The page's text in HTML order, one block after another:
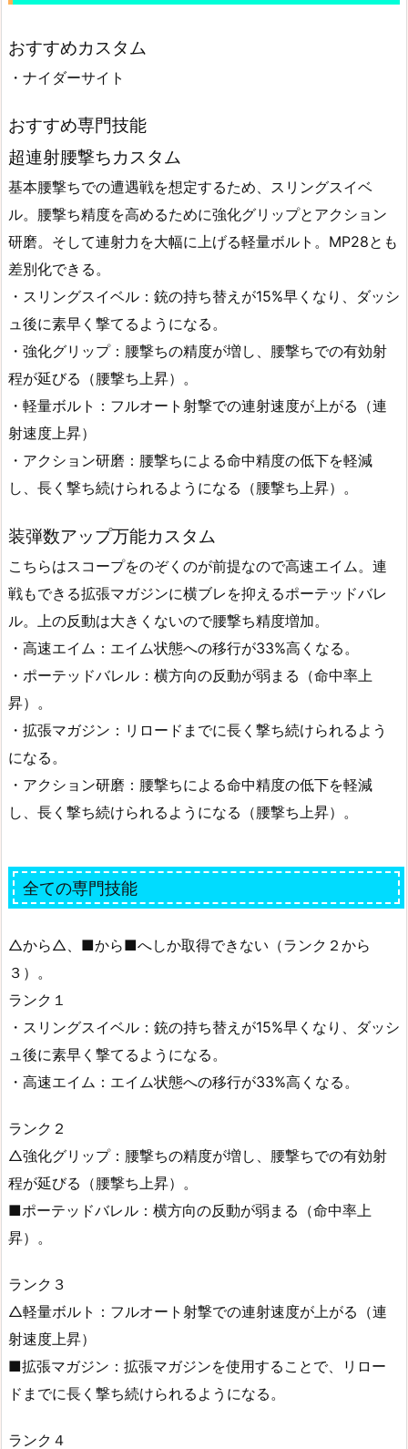
おすすめカスタム
・ナイダーサイト
おすすめ専門技能
超連射腰撃ちカスタム
基本腰撃ちでの遭遇戦を想定するため、スリングスイベ
ル。腰撃ち精度を高めるために強化グリップとアクション
研磨。そして連射力を大幅に上げる軽量ボルト。MP28とも
差別化できる。
・スリングスイベル：銃の持ち替えが15%早くなり、ダッシ
ュ後に素早く撃てるようになる。
・強化グリップ：腰撃ちの精度が増し、腰撃ちでの有効射
程が延びる（腰撃ち上昇）。
・軽量ボルト：フルオート射撃での連射速度が上がる（連
射速度上昇）
・アクション研磨：腰撃ちによる命中精度の低下を軽減
し、長く撃ち続けられるようになる（腰撃ち上昇）。
装弾数アップ万能カスタム
こちらはスコープをのぞくのが前提なので高速エイム。連
戦もできる拡張マガジンに横ブレを抑えるポーテッドバレ
ル。上の反動は大きくないので腰撃ち精度増加。
・高速エイム：エイム状態への移行が33%高くなる。
・ポーテッドバレル：横方向の反動が弱まる（命中率上
昇）。
・拡張マガジン：リロードまでに長く撃ち続けられるよう
になる。
・アクション研磨：腰撃ちによる命中精度の低下を軽減
し、長く撃ち続けられるようになる（腰撃ち上昇）。
全ての専門技能
△から△、■から■へしか取得できない（ランク２から
３）。
ランク１
・スリングスイベル：銃の持ち替えが15%早くなり、ダッシ
ュ後に素早く撃てるようになる。
・高速エイム：エイム状態への移行が33%高くなる。
ランク２
△強化グリップ：腰撃ちの精度が増し、腰撃ちでの有効射
程が延びる（腰撃ち上昇）。
■ポーテッドバレル：横方向の反動が弱まる（命中率上
昇）。
ランク３
△軽量ボルト：フルオート射撃での連射速度が上がる（連
射速度上昇）
■拡張マガジン：拡張マガジンを使用することで、リロー
ドまでに長く撃ち続けられるようになる。
ランク４